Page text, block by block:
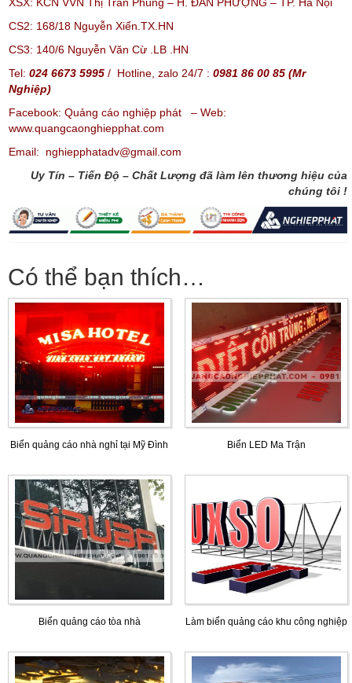
CS2: 168/18 Nguyễn Xiển.TX.HN
CS3: 140/6 Nguyễn Văn Cừ .LB .HN
Tel: 024 6673 5995 / Hotline, zalo 24/7 : 0981 86 00 85 (Mr
Nghiệp)
Facebook: Quảng cáo nghiệp phát – Web:
www.quangcaonghiepphat.com
Email: nghiepphatadv@gmail.com
Uy Tín – Tiến Độ – Chất Lượng đã làm lên thương hiệu của
chúng tôi !
Có thể bạn thích…
Biển quảng cáo nhà nghỉ tại Mỹ Đình Biển LED Ma Trận
Biển quảng cáo tòa nhà Làm biển quảng cáo khu công nghiệp